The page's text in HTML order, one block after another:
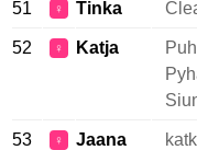
51 ♀ Tinka
52 ♀ Katja
53 ♀ Jaana